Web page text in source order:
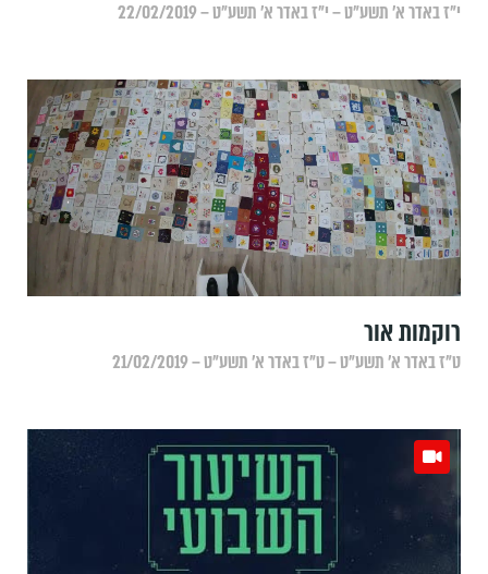
י״ז באדר א׳ תשע״ט – י״ז באדר א׳ תשע״ט – 22/02/2019
רוקמות אור
ט״ז באדר א׳ תשע״ט – ט״ז באדר א׳ תשע״ט – 21/02/2019